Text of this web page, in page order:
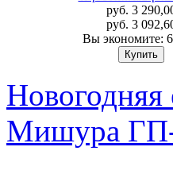
руб. 3
руб. 3
Вы экономите:
Новогодняя
Мишура